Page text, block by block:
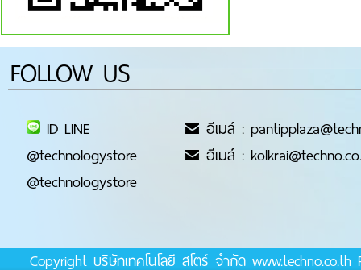
FOLLOW US
ID LINE
@technologystore
@technologystore
อีเมล์ :
อีเมล์ :
Copyright บริษัทเทคโนโลยี สโตร์ จำกัด